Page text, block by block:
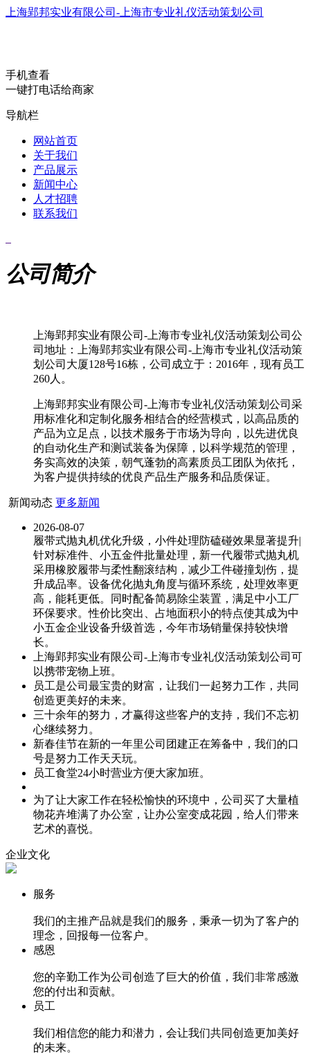
上海郢邦实业有限公司-上海市专业礼仪活动策划公司
手机查看
一键打电话给商家
导航栏
网站首页
关于我们
产品展示
新闻中心
人才招聘
联系我们
公司简介
上海郢邦实业有限公司-上海市专业礼仪活动策划公司公
司地址：上海郢邦实业有限公司-上海市专业礼仪活动策
划公司大厦128号16栋，公司成立于：2016年，现有员工
260人。
上海郢邦实业有限公司-上海市专业礼仪活动策划公司采
用标准化和定制化服务相结合的经营模式，以高品质的
产品为立足点，以技术服务于市场为导向，以先进优良
的自动化生产和测试装备为保障，以科学规范的管理，
务实高效的决策，朝气蓬勃的高素质员工团队为依托，
为客户提供持续的优良产品生产服务和品质保证。
新闻动态 更多新闻
2026-08-07
履带式抛丸机优化升级，小件处理防磕碰效果显著提升|
针对标准件、小五金件批量处理，新一代履带式抛丸机
采用橡胶履带与柔性翻滚结构，减少工件碰撞划伤，提
升成品率。设备优化抛丸角度与循环系统，处理效率更
高，能耗更低。同时配备简易除尘装置，满足中小工厂
环保要求。性价比突出、占地面积小的特点使其成为中
小五金企业设备升级首选，今年市场销量保持较快增
长。
上海郢邦实业有限公司-上海市专业礼仪活动策划公司可
以携带宠物上班。
员工是公司最宝贵的财富，让我们一起努力工作，共同
创造更美好的未来。
三十余年的努力，才赢得这些客户的支持，我们不忘初
心继续努力。
新春佳节在新的一年里公司团建正在筹备中，我们的口
号是努力工作天天玩。
员工食堂24小时营业方便大家加班。
为了让大家工作在轻松愉快的环境中，公司买了大量植
物花卉堆满了办公室，让办公室变成花园，给人们带来
艺术的喜悦。
企业文化
服务
我们的主推产品就是我们的服务，秉承一切为了客户的
理念，回报每一位客户。
感恩
您的辛勤工作为公司创造了巨大的价值，我们非常感激
您的付出和贡献。
员工
我们相信您的能力和潜力，会让我们共同创造更加美好
的未来。